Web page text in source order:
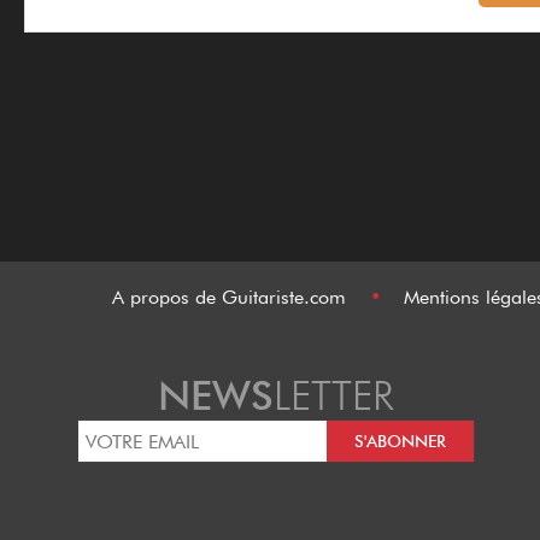
A propos de Guitariste.com • Mentions
NEWSLETTER